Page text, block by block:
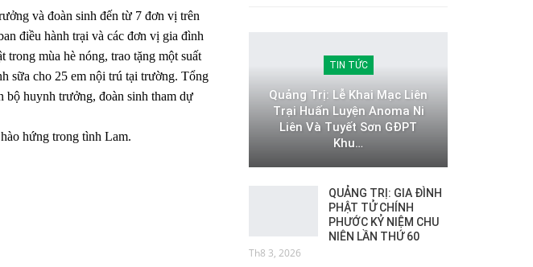
và đoàn sinh đến từ 7 đơn vị trên
điều hành trại và các đơn vị gia đình
trong mùa hè nóng, trao tặng một suất
sữa cho 25 em nội trú tại trường. Tổng
bộ huynh trưởng, đoàn sinh tham dự
hứng trong tình Lam.
TIN TỨC
Quảng Trị: Lễ Khai Mạc Liên
Trại Huấn Luyện Anoma Ni
Liên Và Tuyết Sơn GĐPT
Khu…
QUẢNG TRỊ: GIA ĐÌNH
PHẬT TỬ CHÍNH
PHƯỚC KỶ NIỆM CHU
NIÊN LẦN THỨ 60
Th8 3, 2026